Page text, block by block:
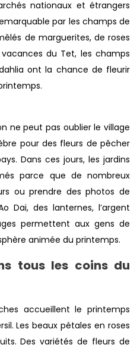
nationaux et étrangers
par les champs de
de marguerites, de roses
du Tet, les champs
ont la chance de fleurir
ne peut pas oublier le village
pour des fleurs de pêcher
Dans ces jours, les jardins
parce que de nombreux
ou prendre des photos de
Dai, des lanternes, l’argent
permettent aux gens de
animée du printemps.
tous les coins du
accueillent le printemps
Les beaux pétales en roses
Des variétés de fleurs de